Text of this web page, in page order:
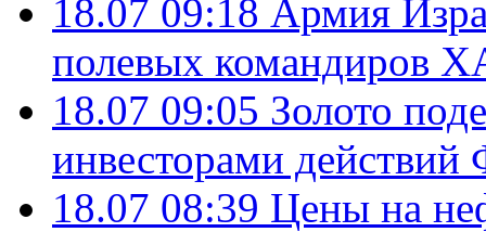
18.07 09:18 Армия
полевых командиров
18.07 09:05 Золото
инвесторами
18.07 08:39 Цены на